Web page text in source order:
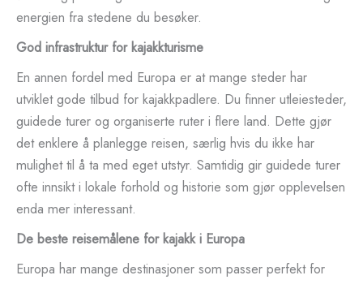
energien fra stedene du besøker.
God infrastruktur for kajakkturisme
En annen fordel med Europa er at mange steder har
utviklet gode tilbud for kajakkpadlere. Du finner utleiesteder,
guidede turer og organiserte ruter i flere land. Dette gjør
det enklere å planlegge reisen, særlig hvis du ikke har
mulighet til å ta med eget utstyr. Samtidig gir guidede turer
ofte innsikt i lokale forhold og historie som gjør opplevelsen
enda mer interessant.
De beste reisemålene for kajakk i Europa
Europa har mange destinasjoner som passer perfekt for